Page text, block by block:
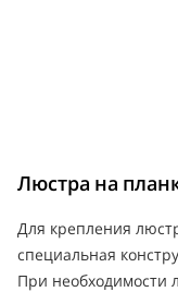
Люстра на
Для крепления
специальная
При необходимости